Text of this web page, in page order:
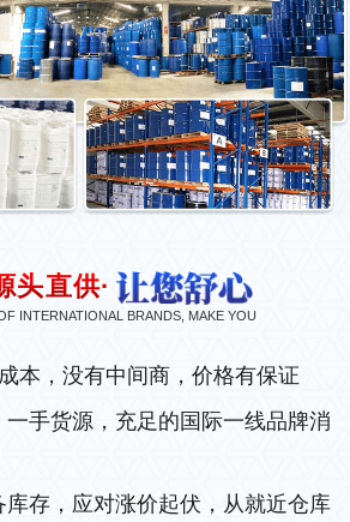
头直供·
INTERNATIONAL BRANDS, MAKE YOU
本，没有中间商，价格有保证
一手货源，充足的国际一线品牌消
库存，应对涨价起伏，从就近仓库